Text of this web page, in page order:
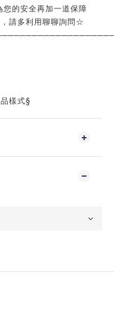
的安全再加一道保障
請多利用聊聊詢問☆
樣式§